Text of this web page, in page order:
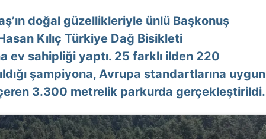
doğal güzellikleriyle ünlü Başkonuş
Kılıç Türkiye Dağ Bisikleti
ev sahipliği yaptı. 25 farklı ilden 220
şampiyona, Avrupa standartlarına uygun
3.300 metrelik parkurda gerçekleştirildi.